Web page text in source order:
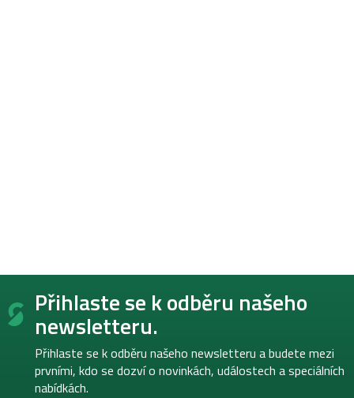
Z
Přihlaste se k odběru našeho
newsletteru.
Přihlaste se k odběru našeho newsletteru a budete mezi
prvními, kdo se dozví o novinkách, událostech a speciálních
nabídkách.